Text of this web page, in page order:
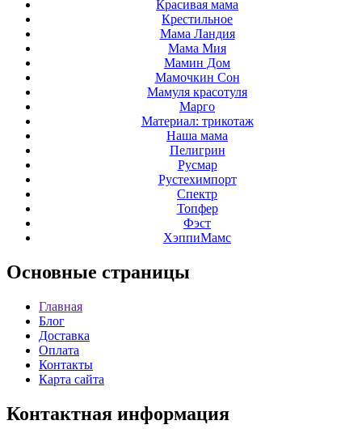
Красивая мама
Крестильное
Мама Ландия
Мама Мия
Мамин Дом
Мамочкин Сон
Мамуля красотуля
Марго
Материал: трикотаж
Наша мама
Пелигрин
Русмар
Рустехимпорт
Спектр
Топфер
Фэст
ХэппиМамс
Основные страницы
Главная
Блог
Доставка
Оплата
Контакты
Карта сайта
Контактная информация